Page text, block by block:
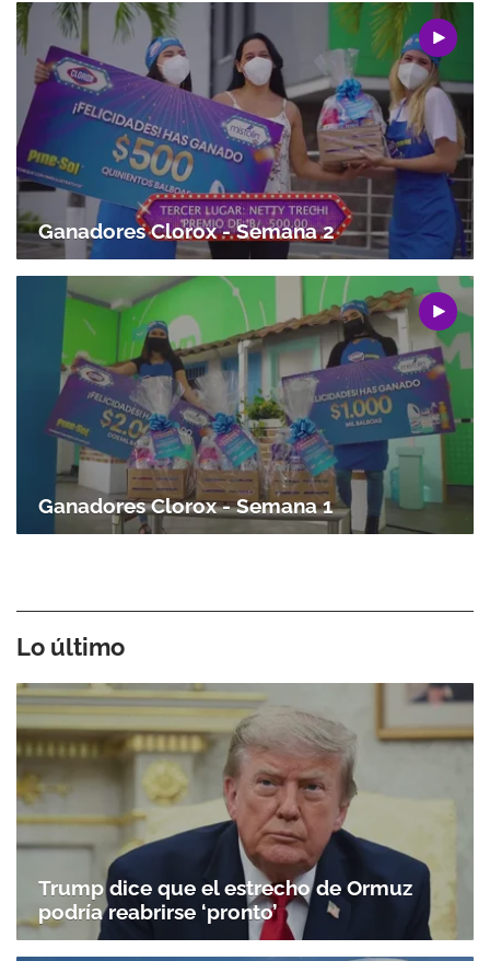
Gracias por suscribirte a nuestro boletín.
ACEPTAR
Ganadores Clorox - Semana 2
Ganadores Clorox - Semana 1
Lo último
Trump dice que el estrecho de Ormuz
podría reabrirse ‘pronto’